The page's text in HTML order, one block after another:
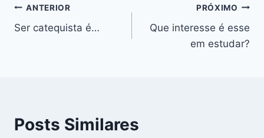
Navegação
de
ANTERIOR
Ser catequista é…
PRÓXIMO
Que interesse é esse
em estudar?
Posts Similares